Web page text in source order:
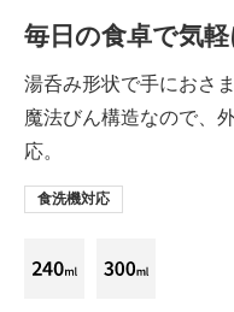
毎日の食卓で気軽
湯呑み形状で手におさ
魔法びん構造なので、
応。
食洗機対応